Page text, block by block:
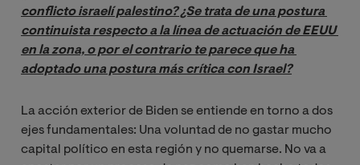
conflicto israelí palestino? ¿Se trata de una postura
continuista respecto a la línea de actuación de EEUU
en la zona, o por el contrario te parece que ha
adoptado una postura más crítica con Israel?
La acción exterior de Biden se entiende en torno a dos
ejes fundamentales: Una voluntad de no gastar mucho
capital político en esta región y no quemarse. No va a